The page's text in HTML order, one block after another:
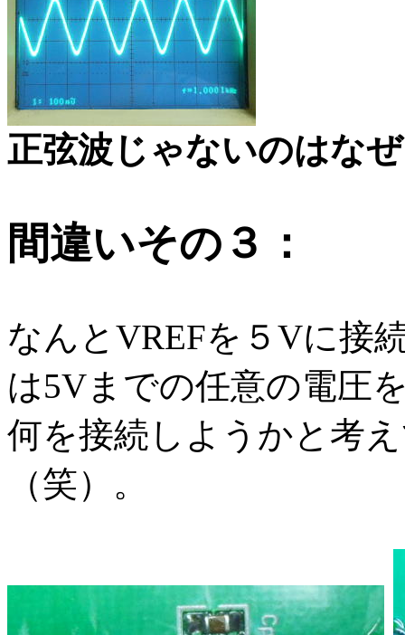
正弦波じゃないのはな
間違いその３：
なんとVREFを５Vに接
は5Vまでの任意の電圧
何を接続しようかと考
（笑）。